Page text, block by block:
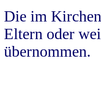
Die im
Eltern oder
übernommen.